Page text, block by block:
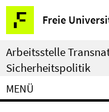
Springe
direkt
zu
Inhalt
Freie
Service-
Navigation
Arbeitsstelle
Sicherheitspolitik
MENÜ